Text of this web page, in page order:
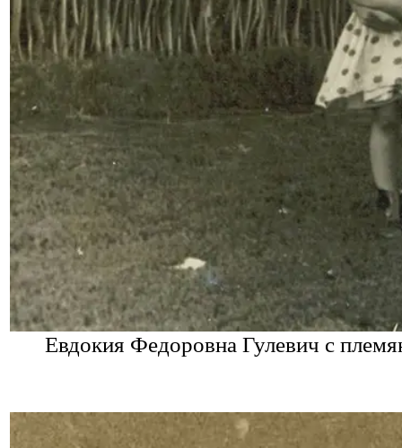
Евдокия Федоровна Гулевич с